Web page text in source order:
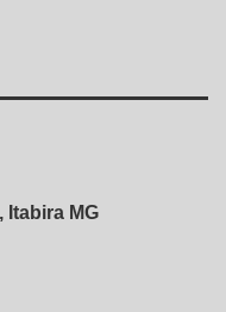
Itabira MG